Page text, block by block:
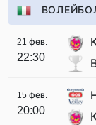
21 фев.
22:30
15 фев.
20:00